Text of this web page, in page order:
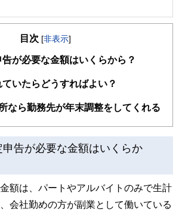
編集部は、金融、経済に関する記事を、日々
い方でも理解できるようわかりやすく発信していま
に「お金や暮らし」に関する書籍・雑誌の編集経
され、企画立案から記事掲載まですべての工程に
ー、DCプランナー、公認会計士、社会保険労務
書士、投資アナリスト、キャリアコンサルタントな
られる年金や税金、相続、保険、ローンなどの話
すく発信している点です。
編集経験豊富なメンバーと金融や経済に精通した
目次 [非表示]
が必要な金額はいくらから？
いたらどうすればよい？
なら勤務先が年末調整をしてくれる
申告が必要な金額はいくらか
額は、パートやアルバイトのみで生計
会社勤めの方が副業として働いている